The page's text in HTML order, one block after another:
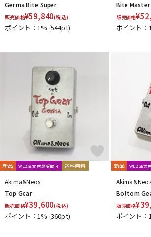
Germa Bite Super
販売価格¥59,840(税込)
ポイント：1% (544pt)
Bite Master
販売価格¥
ポイント
新品 WEB注文店頭受取可 送料無料
Akima&Neos
Top Gear
販売価格¥39,600(税込)
ポイント：1% (360pt)
新品 WEB注文
Akima&Neos
Bottom
販売価格¥
ポイント